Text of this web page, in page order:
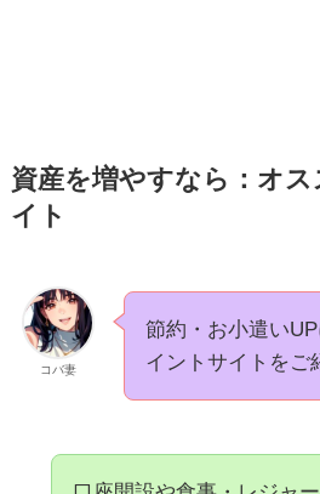
資産を増やすなら：オ
イト
コバ妻
節約・お小遣い
イントサイトをご